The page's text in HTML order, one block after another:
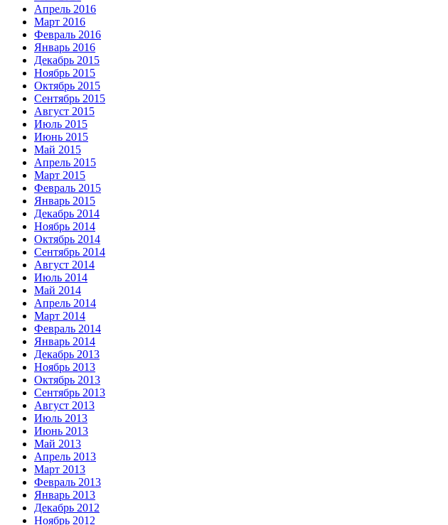
Апрель 2016
Март 2016
Февраль 2016
Январь 2016
Декабрь 2015
Ноябрь 2015
Октябрь 2015
Сентябрь 2015
Август 2015
Июль 2015
Июнь 2015
Май 2015
Апрель 2015
Март 2015
Февраль 2015
Январь 2015
Декабрь 2014
Ноябрь 2014
Октябрь 2014
Сентябрь 2014
Август 2014
Июль 2014
Май 2014
Апрель 2014
Март 2014
Февраль 2014
Январь 2014
Декабрь 2013
Ноябрь 2013
Октябрь 2013
Сентябрь 2013
Август 2013
Июль 2013
Июнь 2013
Май 2013
Апрель 2013
Март 2013
Февраль 2013
Январь 2013
Декабрь 2012
Ноябрь 2012